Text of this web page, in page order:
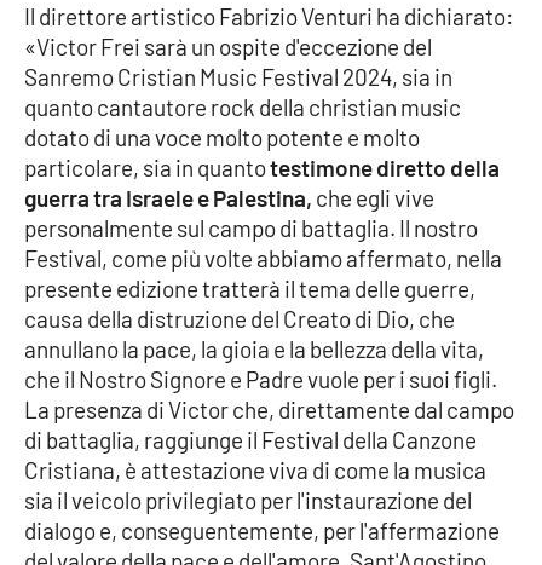
Leggendo Alvaro insieme
Imprese Di Calabria
Le perfidie di Antonella Grippo
Venti di comunicazione
STREAMING
LaC TV
LaC Network
LaC OnAir
Il direttore artistico Fabrizio Venturi ha dichiarato:
«Victor Frei sarà un ospite d'eccezione del
Sanremo Cristian Music Festival 2024, sia in
quanto cantautore rock della christian music
dotato di una voce molto potente e molto
particolare, sia in quantotestimone diretto della
guerra tra Israele e Palestina, che egli vive
personalmente sul campo di battaglia. Il nostro
Festival, come più volte abbiamo affermato, nella
presente edizione tratterà il tema delle guerre,
causa della distruzione del Creato di Dio, che
annullano la pace, la gioia e la bellezza della vita,
che il Nostro Signore e Padre vuole per i suoi figli.
La presenza di Victor che, direttamente dal campo
di battaglia, raggiunge il Festival della Canzone
Cristiana, è attestazione viva di come la musica
sia il veicolo privilegiato per l'instaurazione del
dialogo e, conseguentemente, per l'affermazione